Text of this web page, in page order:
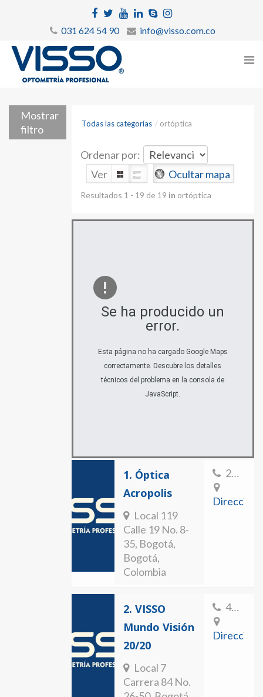
031 624 54 90 info@visso.com.co
Mostrar
filtro
Todas las categorías / ortóptica
Ordenar por:
Ver
Ocultar mapa
Resultados 1 - 19 de 19 in ortóptica
Se ha producido un
error.
Esta página no ha cargado Google Maps
correctamente. Descubre los detalles
técnicos del problema en la consola de
JavaScript.
1. Óptica
Acropolis
Local 119
Calle 19 No. 8-
35, Bogotá,
Bogotá,
Colombia
2822800
2. VISSO
Mundo Visión
20/20
Local 7
Carrera 84 No.
4223054